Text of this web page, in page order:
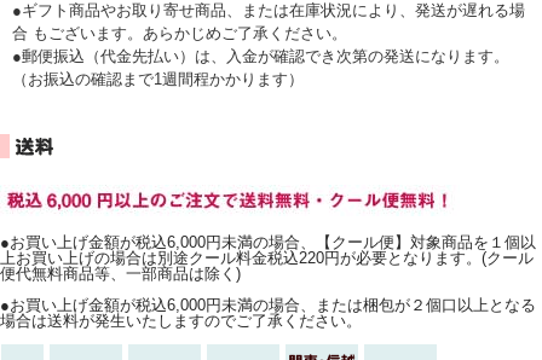
●ギフト商品やお取り寄せ商品、または在庫状況により、発送が遅れる場
合 もございます。あらかじめご了承ください。
●郵便振込（代金先払い）は、入金が確認でき次第の発送になります。
（お振込の確認まで1週間程かかります）
●お買い上げ金額が税込6,000円未満の場合、【クール便】対象商品を１個以
上お買い上げの場合は別途クール料金税込220円が必要となります。(クール
便代無料商品等、一部商品は除く)
●お買い上げ金額が税込6,000円未満の場合、または梱包が２個口以上となる
場合は送料が発生いたしますのでご了承ください。